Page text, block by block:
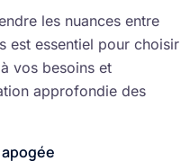
les nuances entre
est essentiel pour choisir
vos besoins et
approfondie des